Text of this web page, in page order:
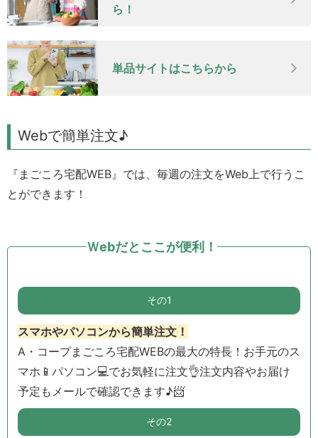
ら！
単品サイトはこちらから
Webで簡単注文♪
『まごころ宅配WEB』では、毎週の注文をWeb上で行うこ
とができます！
Ｗebだとここが便利！
その1
スマホやパソコンから簡単注文！
A・コープまごころ宅配WEBの最大の特長！お手元のス
マホ📱パソコン💻でお気軽に注文👌注文内容やお届け
予定もメールで確認できます♪📨
その2